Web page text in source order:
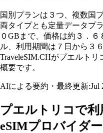
国別プランは３つ、複数国
両タイプとも定量データプ
０GBまで、価格は約３．
ル、利用期間は７日から３
TraveleSIM.CHがプエルト
概要です。
AIによる要約・最終更新:Jul
プエルトリコで
eSIMプロバイダー